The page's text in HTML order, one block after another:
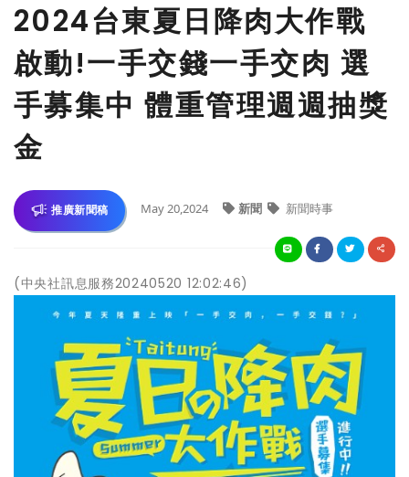
2024台東夏日降肉大作戰
啟動!一手交錢一手交肉 選
手募集中 體重管理週週抽獎
金
推廣新聞稿 May 20,2024 新聞 新聞時事
(中央社訊息服務20240520 12:02:46)